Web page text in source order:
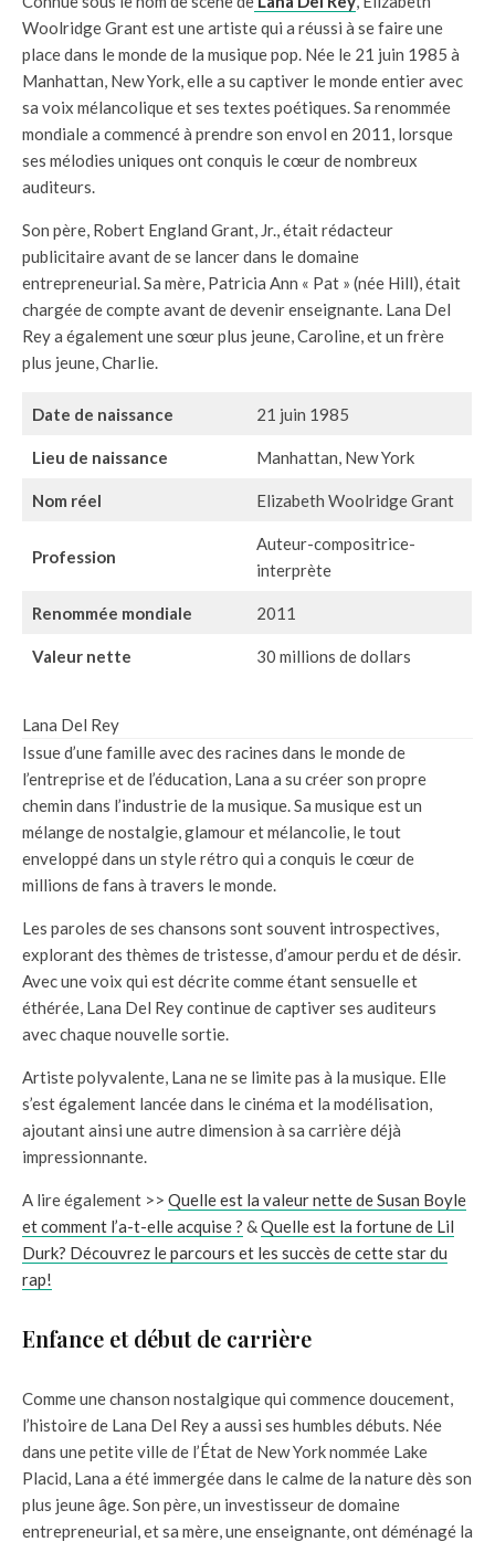
Woolridge Grant est une artiste qui a réussi à se faire une
place dans le monde de la musique pop. Née le 21 juin 1985 à
Manhattan, New York, elle a su captiver le monde entier avec
sa voix mélancolique et ses textes poétiques. Sa renommée
mondiale a commencé à prendre son envol en 2011, lorsque
ses mélodies uniques ont conquis le cœur de nombreux
auditeurs.
Son père, Robert England Grant, Jr., était rédacteur
publicitaire avant de se lancer dans le domaine
entrepreneurial. Sa mère, Patricia Ann « Pat » (née Hill), était
chargée de compte avant de devenir enseignante. Lana Del
Rey a également une sœur plus jeune, Caroline, et un frère
plus jeune, Charlie.
Date de naissance 21 juin 1985
Lieu de naissance Manhattan, New York
Nom réel Elizabeth Woolridge Grant
Profession
Auteur-compositrice-
interprète
Renommée mondiale 2011
Valeur nette 30 millions de dollars
Lana Del Rey
Issue d’une famille avec des racines dans le monde de
l’entreprise et de l’éducation, Lana a su créer son propre
chemin dans l’industrie de la musique. Sa musique est un
mélange de nostalgie, glamour et mélancolie, le tout
enveloppé dans un style rétro qui a conquis le cœur de
millions de fans à travers le monde.
Les paroles de ses chansons sont souvent introspectives,
explorant des thèmes de tristesse, d’amour perdu et de désir.
Avec une voix qui est décrite comme étant sensuelle et
éthérée, Lana Del Rey continue de captiver ses auditeurs
avec chaque nouvelle sortie.
Artiste polyvalente, Lana ne se limite pas à la musique. Elle
s’est également lancée dans le cinéma et la modélisation,
ajoutant ainsi une autre dimension à sa carrière déjà
impressionnante.
A lire également >> Quelle est la valeur nette de Susan Boyle
et comment l’a-t-elle acquise ? &Quelle est la fortune de Lil
Durk? Découvrez le parcours et les succès de cette star du
rap!
Enfance et début de carrière
Comme une chanson nostalgique qui commence doucement,
l’histoire de Lana Del Rey a aussi ses humbles débuts. Née
dans une petite ville de l’État de New York nommée Lake
Placid, Lana a été immergée dans le calme de la nature dès son
plus jeune âge. Son père, un investisseur de domaine
entrepreneurial, et sa mère, une enseignante, ont déménagé la